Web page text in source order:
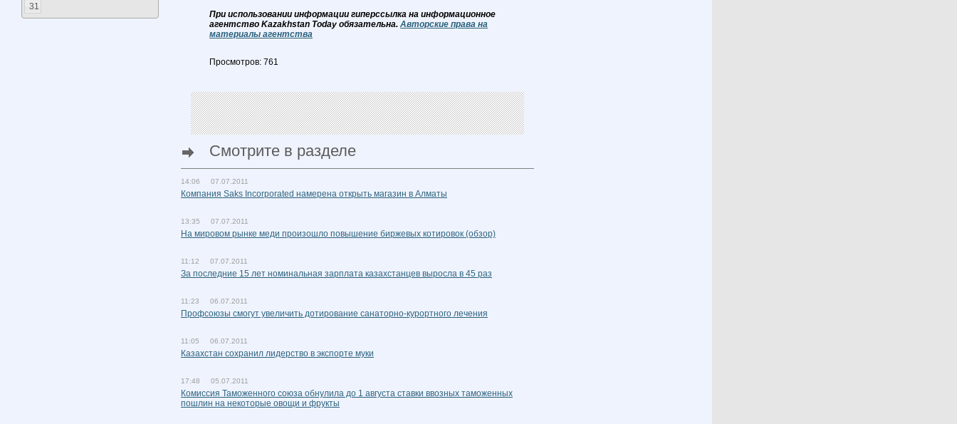
31
При использовании информации гиперссылка на информационное
агентство Kazakhstan Today обязательна. Авторские права на
материалы агентства
Просмотров: 761
Смотрите в разделе
14:06 07.07.2011
Компания Saks Incorporated намерена открыть магазин в Алматы
13:35 07.07.2011
На мировом рынке меди произошло повышение биржевых котировок (обзор)
11:12 07.07.2011
За последние 15 лет номинальная зарплата казахстанцев выросла в 45 раз
11:23 06.07.2011
Профсоюзы смогут увеличить дотирование санаторно-курортного лечения
11:05 06.07.2011
Казахстан сохранил лидерство в экспорте муки
17:48 05.07.2011
Комиссия Таможенного союза обнулила до 1 августа ставки ввозных таможенных
пошлин на некоторые овощи и фрукты